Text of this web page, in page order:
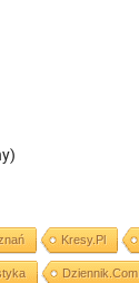
Kresy.pl
Dziennik.com